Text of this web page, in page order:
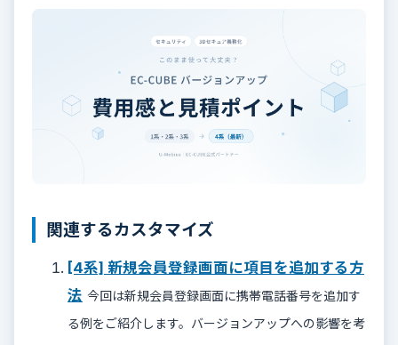
関連するカスタマイズ
[4系] 新規会員登録画面に項目を追加する方
法 今回は新規会員登録画面に携帯電話番号を追加す
る例をご紹介します。バージョンアップへの影響を考